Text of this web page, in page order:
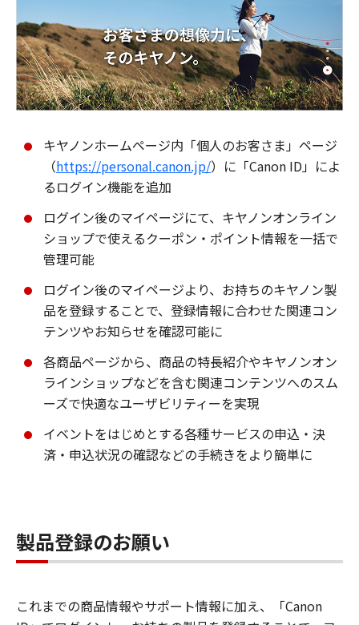
キヤノンホームページ内「個人のお客さま」ページ
（https://personal.canon.jp/）に「Canon ID」によ
るログイン機能を追加
ログイン後のマイページにて、キヤノンオンライン
ショップで使えるクーポン・ポイント情報を一括で
管理可能
ログイン後のマイページより、お持ちのキヤノン製
品を登録することで、登録情報に合わせた関連コン
テンツやお知らせを確認可能に
各商品ページから、商品の特長紹介やキヤノンオン
ラインショップなどを含む関連コンテンツへのスム
ーズで快適なユーザビリティーを実現
イベントをはじめとする各種サービスの申込・決
済・申込状況の確認などの手続きをより簡単に
製品登録のお願い
これまでの商品情報やサポート情報に加え、「Canon